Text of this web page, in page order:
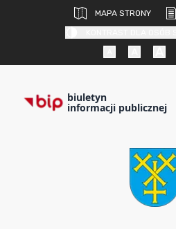
MAPA STRONY
biuletyn
informacji publicznej